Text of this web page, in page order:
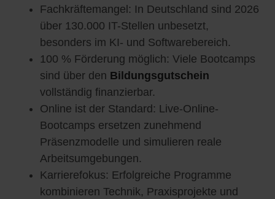
Fachkräftemangel: In Deutschland sind 2026
über 130.000 IT-Stellen unbesetzt,
besonders im KI- und Softwarebereich.
100 % Förderung möglich: Viele Bootcamps
sind über den Bildungsgutschein
vollständig finanzierbar.
Online ist der Standard: Live-Online-
Bootcamps ersetzen zunehmend
Präsenzmodelle und simulieren reale
Arbeitsumgebungen.
Karrierefokus: Erfolgreiche Programme
kombinieren Technik, Praxisprojekte und